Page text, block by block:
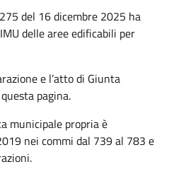
del 16 dicembre 2025 ha
delle aree edificabili per
e l’atto di Giunta
pagina.
municipale propria è
nei commi dal 739 al 783 e